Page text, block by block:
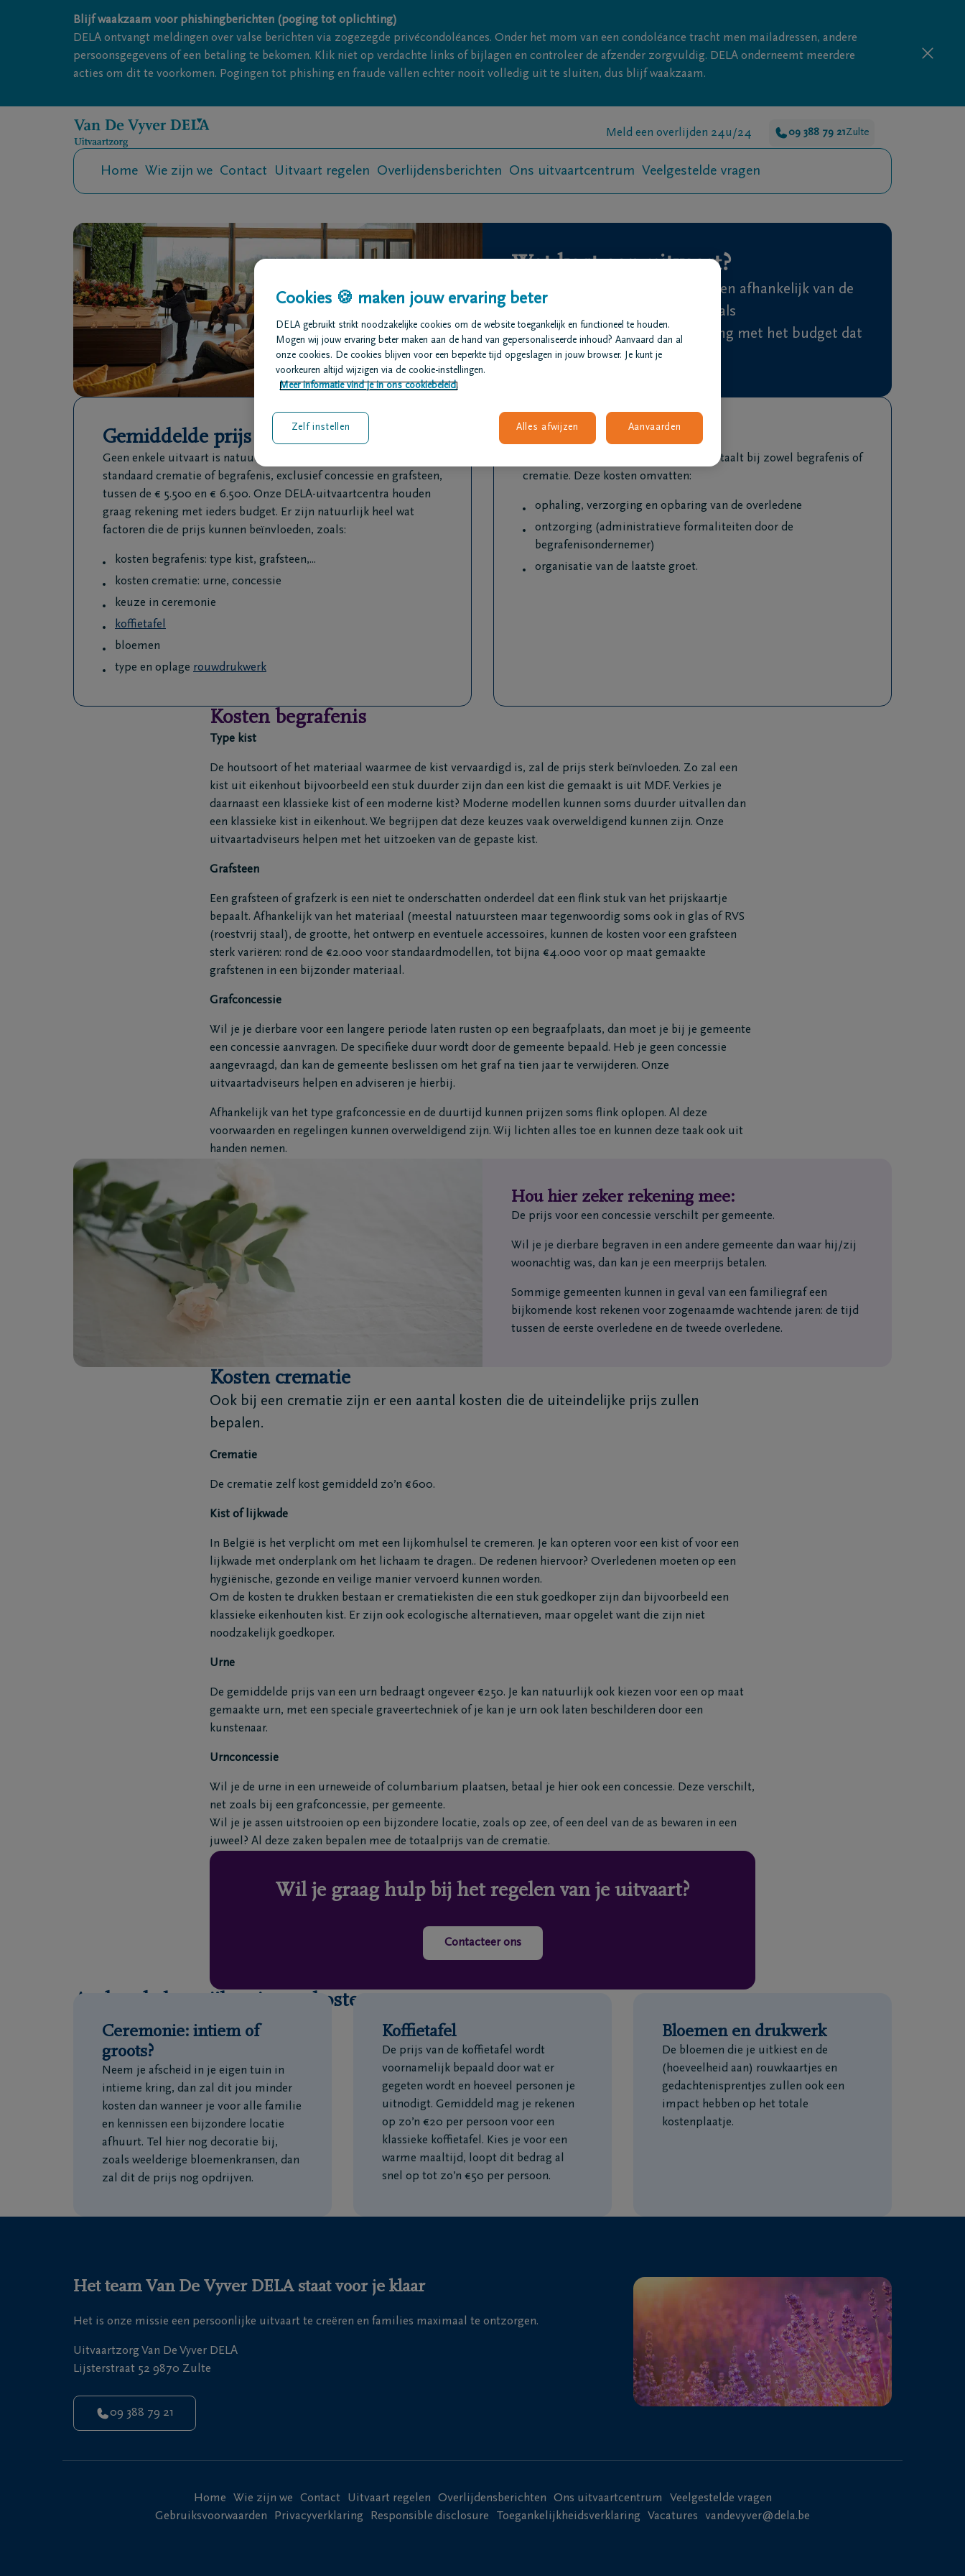
Overslaan en naar inhoud gaan
Blijf waakzaam voor phishingberichten (poging tot oplichting)
DELA ontvangt meldingen over valse berichten via zogezegde privécondoléances. Onder het mom van een condoléance tracht men mailadressen, andere
persoonsgegevens of een betaling te bekomen. Klik niet op verdachte links of bijlagen en controleer de afzender zorgvuldig. DELA onderneemt meerdere
acties om dit te voorkomen. Pogingen tot phishing en fraude vallen echter nooit volledig uit te sluiten, dus blijf waakzaam.
Meld een overlijden 24u/24 09 388 79 21Zulte
Home Wie zijn we Contact Uitvaart regelen Overlijdensberichten Ons uitvaartcentrum Veelgestelde vragen
Wat kost een uitvaart?
De kosten van een uitvaart variëren afhankelijk van de
keuzes die je maakt. We houden als
uitvaartondernemer altijd rekening met het budget dat
families voor ogen hebben.
Gemiddelde prijs
Geen enkele uitvaart is natuurlijk identiek. Vandaag kost een
standaard crematie of begrafenis, exclusief concessie en grafsteen,
tussen de € 5.500 en € 6.500. Onze DELA-uitvaartcentra houden
graag rekening met ieders budget. Er zijn natuurlijk heel wat
factoren die de prijs kunnen beïnvloeden, zoals:
kosten begrafenis: type kist, grafsteen,...
kosten crematie: urne, concessie
keuze in ceremonie
koffietafel
bloemen
type en oplage rouwdrukwerk
Basiskosten
Er zijn een aantal basiskosten die je betaalt bij zowel begrafenis of
crematie. Deze kosten omvatten:
ophaling, verzorging en opbaring van de overledene
ontzorging (administratieve formaliteiten door de
begrafenisondernemer)
organisatie van de laatste groet.
Kosten begrafenis
Type kist
De houtsoort of het materiaal waarmee de kist vervaardigd is, zal de prijs sterk beïnvloeden. Zo zal een
kist uit eikenhout bijvoorbeeld een stuk duurder zijn dan een kist die gemaakt is uit MDF. Verkies je
daarnaast een klassieke kist of een moderne kist? Moderne modellen kunnen soms duurder uitvallen dan
een klassieke kist in eikenhout. We begrijpen dat deze keuzes vaak overweldigend kunnen zijn. Onze
uitvaartadviseurs helpen met het uitzoeken van de gepaste kist.
Grafsteen
Een grafsteen of grafzerk is een niet te onderschatten onderdeel dat een flink stuk van het prijskaartje
bepaalt. Afhankelijk van het materiaal (meestal natuursteen maar tegenwoordig soms ook in glas of RVS
(roestvrij staal), de grootte, het ontwerp en eventuele accessoires, kunnen de kosten voor een grafsteen
sterk variëren: rond de €2.000 voor standaardmodellen, tot bijna €4.000 voor op maat gemaakte
grafstenen in een bijzonder materiaal.
Grafconcessie
Wil je je dierbare voor een langere periode laten rusten op een begraafplaats, dan moet je bij je gemeente
een concessie aanvragen. De specifieke duur wordt door de gemeente bepaald. Heb je geen concessie
aangevraagd, dan kan de gemeente beslissen om het graf na tien jaar te verwijderen. Onze
uitvaartadviseurs helpen en adviseren je hierbij.
Afhankelijk van het type grafconcessie en de duurtijd kunnen prijzen soms flink oplopen. Al deze
voorwaarden en regelingen kunnen overweldigend zijn. Wij lichten alles toe en kunnen deze taak ook uit
handen nemen.
Hou hier zeker rekening mee:
De prijs voor een concessie verschilt per gemeente.
Wil je je dierbare begraven in een andere gemeente dan waar hij/zij
woonachtig was, dan kan je een meerprijs betalen.
Sommige gemeenten kunnen in geval van een familiegraf een
bijkomende kost rekenen voor zogenaamde wachtende jaren: de tijd
tussen de eerste overledene en de tweede overledene.
Kosten crematie
Ook bij een crematie zijn er een aantal kosten die de uiteindelijke prijs zullen
bepalen.
Crematie
De crematie zelf kost gemiddeld zo’n €600.
Kist of lijkwade
In België is het verplicht om met een lijkomhulsel te cremeren. Je kan opteren voor een kist of voor een
lijkwade met onderplank om het lichaam te dragen.. De redenen hiervoor? Overledenen moeten op een
hygiënische, gezonde en veilige manier vervoerd kunnen worden.
Om de kosten te drukken bestaan er crematiekisten die een stuk goedkoper zijn dan bijvoorbeeld een
klassieke eikenhouten kist. Er zijn ook ecologische alternatieven, maar opgelet want die zijn niet
noodzakelijk goedkoper.
Urne
De gemiddelde prijs van een urn bedraagt ongeveer €250. Je kan natuurlijk ook kiezen voor een op maat
gemaakte urn, met een speciale graveertechniek of je kan je urn ook laten beschilderen door een
kunstenaar.
Urnconcessie
Wil je de urne in een urneweide of columbarium plaatsen, betaal je hier ook een concessie. Deze verschilt,
net zoals bij een grafconcessie, per gemeente.
Wil je je assen uitstrooien op een bijzondere locatie, zoals op zee, of een deel van de as bewaren in een
juweel? Al deze zaken bepalen mee de totaalprijs van de crematie.
Wil je graag hulp bij het regelen van je uitvaart?
Contacteer ons
Andere belangrijke uitvaartkosten
Ceremonie: intiem of
groots?
Neem je afscheid in je eigen tuin in
intieme kring, dan zal dit jou minder
kosten dan wanneer je voor alle familie
en kennissen een bijzondere locatie
afhuurt. Tel hier nog decoratie bij,
zoals weelderige bloemenkransen, dan
zal dit de prijs nog opdrijven.
Koffietafel
De prijs van de koffietafel wordt
voornamelijk bepaald door wat er
gegeten wordt en hoeveel personen je
uitnodigt. Gemiddeld mag je rekenen
op zo’n €20 per persoon voor een
klassieke koffietafel. Kies je voor een
warme maaltijd, loopt dit bedrag al
snel op tot zo’n €50 per persoon.
Bloemen en drukwerk
De bloemen die je uitkiest en de
(hoeveelheid aan) rouwkaartjes en
gedachtenisprentjes zullen ook een
impact hebben op het totale
kostenplaatje.
Het team Van De Vyver DELA staat voor je klaar
Het is onze missie een persoonlijke uitvaart te creëren en families maximaal te ontzorgen.
Uitvaartzorg Van De Vyver DELA
Lijsterstraat 52 9870 Zulte
09 388 79 21
Home Wie zijn we Contact Uitvaart regelen Overlijdensberichten Ons uitvaartcentrum
Veelgestelde vragen
Gebruiksvoorwaarden
Privacyverklaring Responsible disclosure Toegankelijkheidsverklaring Vacatures vandevyver@dela.be
Cookies 🍪 maken jouw ervaring beter
DELA gebruikt strikt noodzakelijke cookies om de website toegankelijk en functioneel te houden.
Mogen wij jouw ervaring beter maken aan de hand van gepersonaliseerde inhoud? Aanvaard dan al
onze cookies. De cookies blijven voor een beperkte tijd opgeslagen in jouw browser. Je kunt je
voorkeuren altijd wijzigen via de cookie-instellingen.
Meer informatie vind je in ons cookiebeleid.
Alles afwijzen Aanvaarden
Zelf instellen